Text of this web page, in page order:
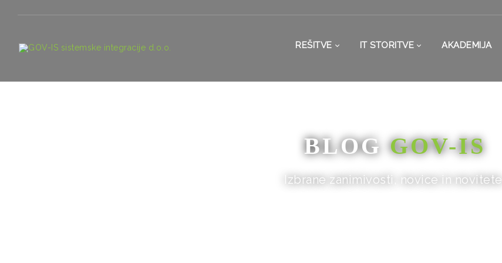
REŠITVE IT STORITVE AKADEMIJA
BLOGGOV-IS
Izbrane zanimivosti, novice in novitete.